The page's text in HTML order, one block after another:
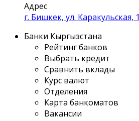
Адрес
г. Бишкек, ул. Каракульская, 1
Банки Кыргызстана
Рейтинг банков
Выбрать кредит
Сравнить вклады
Курс валют
Отделения
Карта банкоматов
Вакансии